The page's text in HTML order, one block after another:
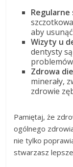
aby
Wizyty u
dentysty
Zdrowa
minerały,
zdrowie
Pamiętaj, że
ogólnego
nie tylko
stwarzasz